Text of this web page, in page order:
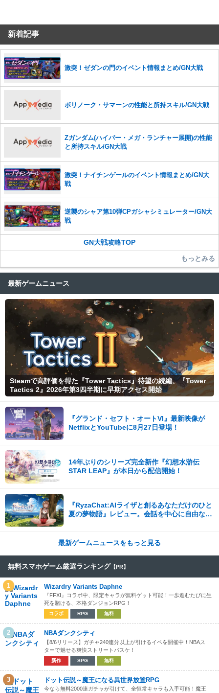
コメントの削除を申請する
せていただきます。ご了承ください。
※一度削除したコメントは復元ができませんのでご注意くだ
さい。
かじめご理解くださいませ。
新着記事
激突！ゼダンの門のイベント情報まとめ/GN大戦
ボリノーク・サマーンの性能と所持スキル/GN大戦
Zガンダム(ハイパー・メガ・ランチャー展開)の性能
と所持スキル/GN大戦
激突！ナイチンゲールのイベント情報まとめ/GN大
戦
逆襲のシャア第10弾CPガシャシミュレーター/GN大
戦
GN大戦攻略TOP
もっとみる
最新ゲームニュース
Steamで高評価を得た『Tower Tactics』待望の続編、『Tower
Tactics 2』2026年第3四半期に早期アクセス開始
『グランド・セフト・オートVI』最新映像が
NetflixとYouTubeに8月27日登場！
14年ぶりのシリーズ完全新作『幻想水滸伝
STAR LEAP』が本日から配信開始！
『RyzaChat:AIライザと創るあなただけのひと
夏の夢物語』レビュー。会話を中心に自由な冒
最新ゲームニュースをもっと見る
無料スマホゲーム厳選ランキング 【PR】
1 Wizardry Variants Daphne
『FFXI』コラボ中、限定キャラが無料ゲット可能！一歩進むたびに生
死を賭ける、本格ダンジョンRPG！
コラボ RPG 無料
2 NBAダンクシティ
【8/6リリース】ガチャ240連分以上が引けるイベを開催中！NBAス
ターで魅せる爽快ストリートバスケ！
新作 SPG 無料
3 ドット伝説～魔王になる異世界放置RPG
今なら無料2000連ガチャが引けて、全恒常キャラも入手可能！魔王